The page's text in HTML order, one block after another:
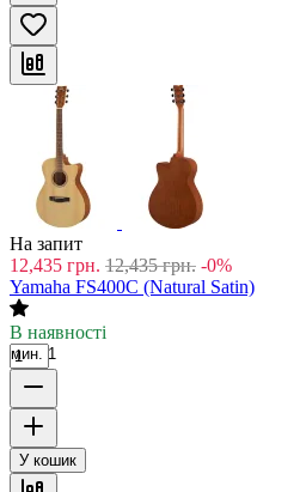
На запит
12,435 грн. 12,435 грн. -0%
Yamaha FS400C (Natural Satin)
В наявності
мин. 1
У кошик